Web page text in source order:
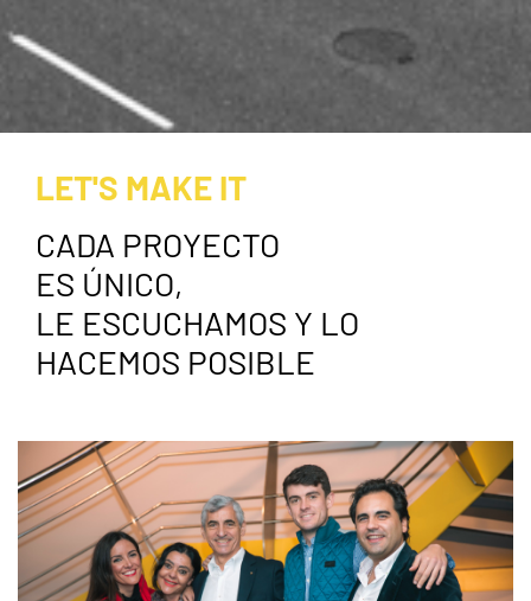
LET'S MAKE IT
CADA PROYECTO
ES ÚNICO,
LE ESCUCHAMOS Y LO
HACEMOS POSIBLE